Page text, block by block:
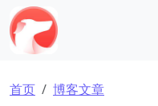
跳转到主要内容
面包屑
首页 博客文章